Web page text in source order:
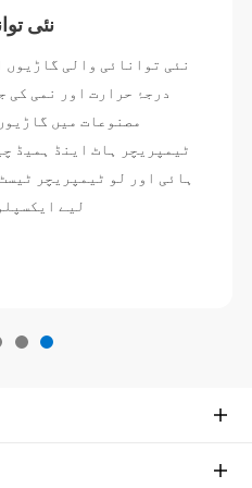
نئی
نئی توانائی والی
درجۂ حرارت اور نمی کی
مصنوعات میں
ٹیمپریچر ہاٹ اینڈ ہمیڈ
ہائی اور لو ٹیمپریچر
لیے